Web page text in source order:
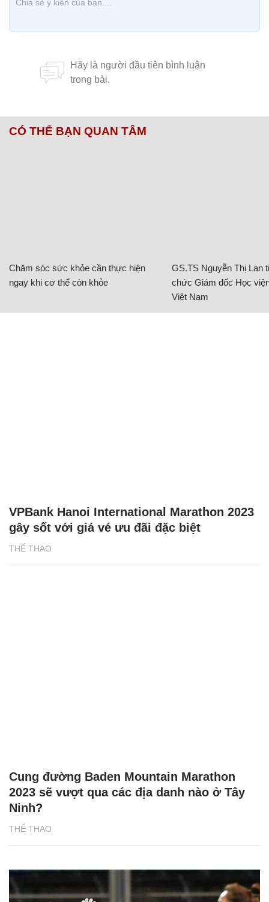
CÓ THỂ BẠN QUAN TÂM
Chăm sóc sức khỏe cần thực hiện
ngay khi cơ thể còn khỏe
GS.TS Nguyễn Thị Lan
chức Giám đốc Học
Việt Nam
THỂ THAO
VPBank Hanoi International Marathon 2023
gây sốt với giá vé ưu đãi đặc biệt
THỂ THAO
Cung đường Baden Mountain Marathon
2023 sẽ vượt qua các địa danh nào ở Tây
Ninh?